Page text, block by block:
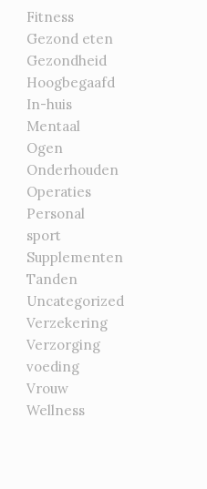
Fitness
Gezond eten
Gezondheid
Hoogbegaafd
In-huis
Mentaal
Ogen
Onderhouden
Operaties
Personal
sport
Supplementen
Tanden
Uncategorized
Verzekering
Verzorging
voeding
Vrouw
Wellness